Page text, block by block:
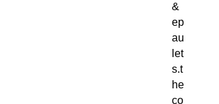
&
ep
au
let
s.t
he
co